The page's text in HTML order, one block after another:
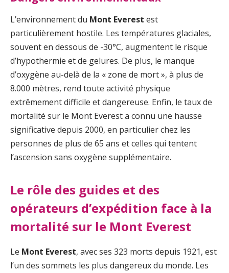
L’environnement du Mont Everest est
particulièrement hostile. Les températures glaciales,
souvent en dessous de -30°C, augmentent le risque
d’hypothermie et de gelures. De plus, le manque
d’oxygène au-delà de la « zone de mort », à plus de
8.000 mètres, rend toute activité physique
extrêmement difficile et dangereuse. Enfin, le taux de
mortalité sur le Mont Everest a connu une hausse
significative depuis 2000, en particulier chez les
personnes de plus de 65 ans et celles qui tentent
l’ascension sans oxygène supplémentaire.
Le rôle des guides et des
opérateurs d’expédition face à la
mortalité sur le Mont Everest
Le Mont Everest, avec ses 323 morts depuis 1921, est
l’un des sommets les plus dangereux du monde. Les